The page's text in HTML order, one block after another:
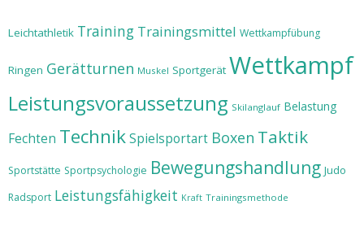
Leichtathletik Training Trainingsmittel Wettkampfübung
Ringen Gerätturnen Muskel Sportgerät Wettkampf
Leistungsvoraussetzung Skilanglauf Belastung
Fechten TechnikSpielsportart Boxen Taktik
Sportstätte Sportpsychologie Bewegungshandlung Judo
Radsport Leistungsfähigkeit Kraft Trainingsmethode